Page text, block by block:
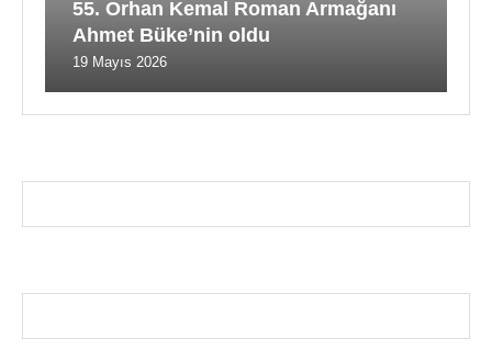
55. Orhan Kemal Roman Armağanı
Ahmet Büke’nin oldu
19 Mayıs 2026